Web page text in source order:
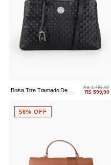
Bolsa Tote Tramado De
R$ 1.499,90
R$ 599,90
56% OFF